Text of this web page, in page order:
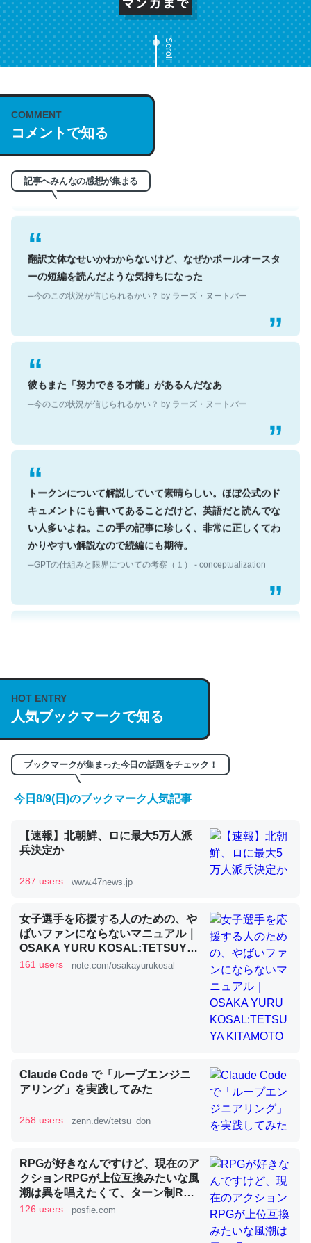
Scroll
COMMENT
コメントで知る
記事へみんなの感想が集まる
これは名文。彼はとてもクレバーなんだろうなと凄く思
う。英語少しでも読める人は原文もお勧め。自分はこの流
翻訳文体なせいかわからないけど、なぜかポールオースタ
ーの短編を読んだような気持ちになった
彼もまた「努力できる才能」があるんだなあ
トークンについて解説していて素晴らしい。ほぼ公式のド
キュメントにも書いてあることだけど、英語だと読んでな
い人多いよね。この手の記事に珍しく、非常に正しくてわ
かりやすい解説なので続編にも期待。
https://isobe324649.hatenablog.com/entry/2023/03/27
/064121
─GPTの仕組みと限界についての考察（１） - conceptualization
これは良記事。32768トークンだと英語小説100ページ分
ど、短期記憶というには多い分量。進化すればするほど分
かりやすく強くなりそう
─GPTの仕組みと限界についての考察（１） - conceptualization
昆虫ってカルシウム少ないのか。知らんかった。調べたら
コオロギのカルシウム分はエビの600分の1程度。
─ニュース :: 【研究発表】昆虫学の大問題＝「昆虫はなぜ海にいな
論文では「淡水はカルシウムも酸素も不足してて両方に不
利だから両方が拮抗してるのでは」とあって面白い。海に
ずキチンを強化してる筈だが、酵素が違うのか？
─ニュース :: 【研究発表】昆虫学の大問題＝「昆虫はなぜ海にいな
いのか」に関する新仮説
HOT ENTRY
人気ブックマークで知る
ブックマークが集まった今日の話題をチェック！
今日8/9(日)のブックマーク人気記事
【速報】北朝鮮、ロに最大5万人派
兵決定か
287 users www.47news.jp
女子選手を応援する人のための、や
ばいファンにならないマニュアル｜
OSAKA YURU KOSAL:TETSUYA
KITAMOTO
161 users note.com/osakayurukosal
Claude Code で「ループエンジニ
アリング」を実践してみた
258 users zenn.dev/tetsu_don
RPGが好きなんですけど、現在のア
クションRPGが上位互換みたいな風
潮は異を唱えたくて、ターン制RPG
にはターン制の良さがあると思って
126 users posfie.com